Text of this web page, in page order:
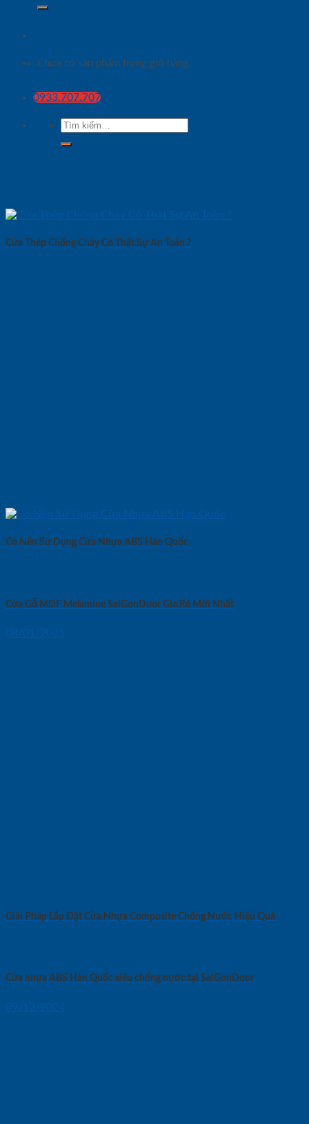
Chưa có sản phẩm trong giỏ hàng.
0933.707.707
Tìm
kiếm:
Cửa Thép Chống Cháy Có Thật Sự An Toàn ?
Có Nên Sử Dụng Cửa Nhựa ABS Hàn Quốc
Cửa Gỗ MDF Melamine SaiGonDoor Gía Rẻ Mới Nhất
08/01/2025
Giải Pháp Lắp Đặt Cửa Nhựa Composite Chống Nước Hiệu Quả
Cửa nhựa ABS Hàn Quốc siêu chống nước tại SaiGonDoor
09/12/2024